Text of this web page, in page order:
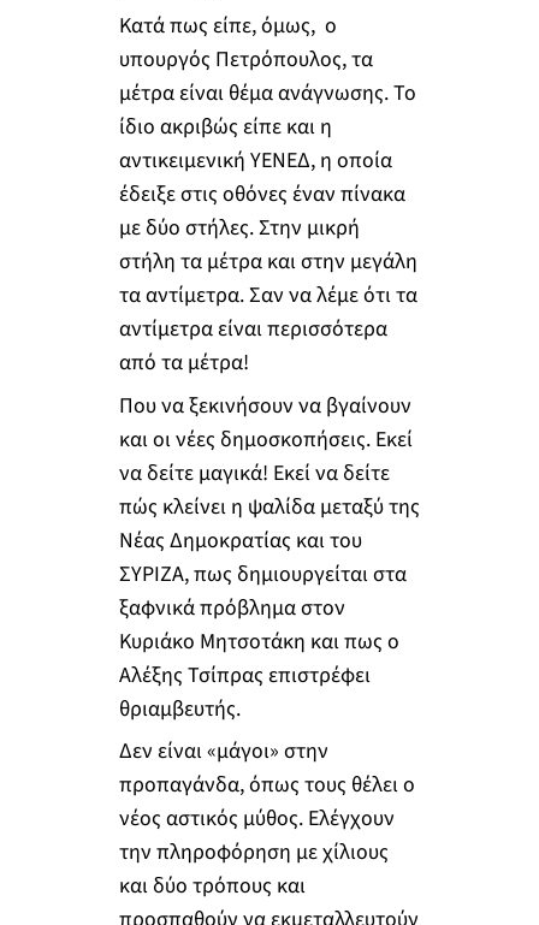
Κατά πως είπε, όμως, ο
υπουργός Πετρόπουλος, τα
μέτρα είναι θέμα ανάγνωσης. Το
ίδιο ακριβώς είπε και η
αντικειμενική ΥΕΝΕΔ, η οποία
έδειξε στις οθόνες έναν πίνακα
με δύο στήλες. Στην μικρή
στήλη τα μέτρα και στην μεγάλη
τα αντίμετρα. Σαν να λέμε ότι τα
αντίμετρα είναι περισσότερα
από τα μέτρα!
Που να ξεκινήσουν να βγαίνουν
και οι νέες δημοσκοπήσεις. Εκεί
να δείτε μαγικά! Εκεί να δείτε
πώς κλείνει η ψαλίδα μεταξύ της
Νέας Δημοκρατίας και του
ΣΥΡΙΖΑ, πως δημιουργείται στα
ξαφνικά πρόβλημα στον
Κυριάκο Μητσοτάκη και πως ο
Αλέξης Τσίπρας επιστρέφει
θριαμβευτής.
Δεν είναι «μάγοι» στην
προπαγάνδα, όπως τους θέλει ο
νέος αστικός μύθος. Ελέγχουν
την πληροφόρηση με χίλιους
και δύο τρόπους και